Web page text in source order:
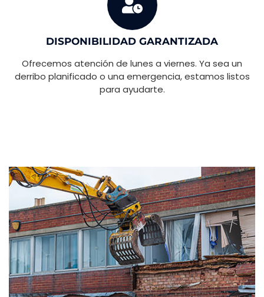
DISPONIBILIDAD GARANTIZADA
Ofrecemos atención de lunes a viernes. Ya sea un
derribo planificado o una emergencia, estamos listos
para ayudarte.